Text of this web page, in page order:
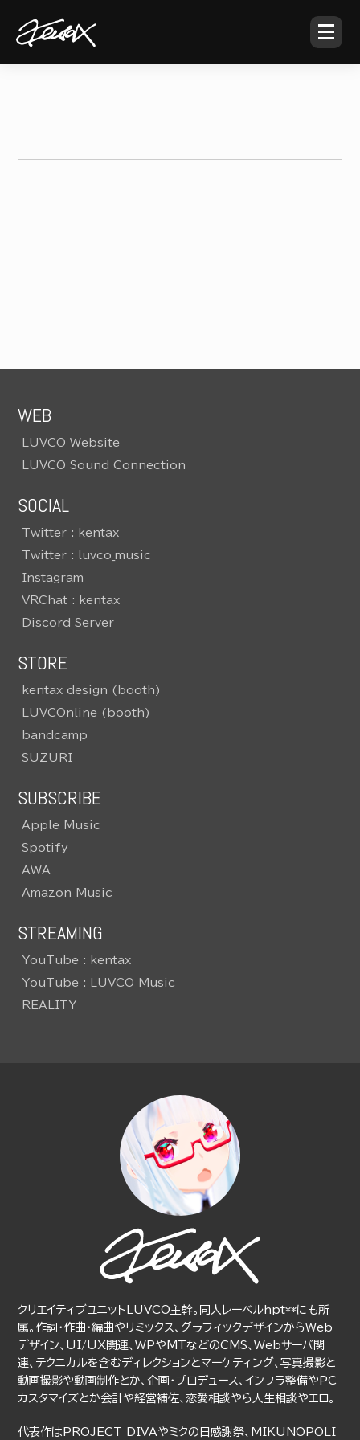
WEB
LUVCO Website
LUVCO Sound Connection
SOCIAL
Twitter : kentax
Twitter : luvco_music
Instagram
VRChat : kentax
Discord Server
STORE
kentax design (booth)
LUVCOnline (booth)
bandcamp
SUZURI
SUBSCRIBE
Apple Music
Spotify
AWA
Amazon Music
STREAMING
YouTube : kentax
YouTube : LUVCO Music
REALITY
クリエイティブユニットLUVCO主幹。同人レーベルhpt**にも所
属。作詞・作曲・編曲やリミックス、グラフィックデザインからWeb
デザイン、UI/UX関連、WPやMTなどのCMS、Webサーバ関
連、テクニカルを含むディレクションとマーケティング、写真撮影と
動画撮影や動画制作とか、企画・プロデュース、インフラ整備やPC
カスタマイズとか会計や経営補佐、恋愛相談やら人生相談やエロ。
代表作はPROJECT DIVAやミクの日感謝祭、MIKUNOPOLI